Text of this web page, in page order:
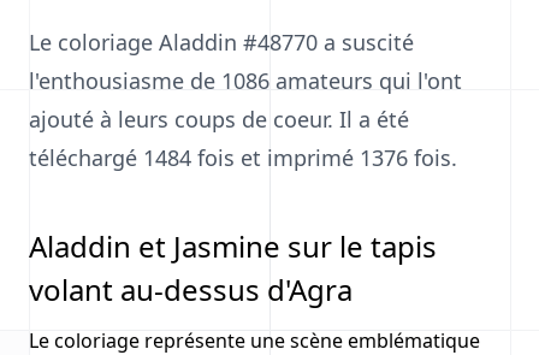
Le coloriage Aladdin #48770 a suscité
l'enthousiasme de 1086 amateurs qui l'ont
ajouté à leurs coups de coeur. Il a été
téléchargé 1484 fois et imprimé 1376 fois.
Aladdin et Jasmine sur le tapis
volant au-dessus d'Agra
Le coloriage représente une scène emblématique